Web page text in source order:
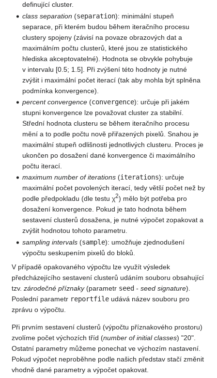
definující cluster.
class separation (separation): minimální stupeň
separace, při kterém budou během iteračního procesu
clustery spojeny (závisí na povaze obrazových dat a
maximálním počtu clusterů, které jsou ze statistického
hlediska akceptovatelné). Hodnota se obvykle pohybuje
v intervalu [0.5; 1.5]. Při zvýšení této hodnoty je nutné
zvýšit i maximální počet iterací (tak aby mohla být splněna
podmínka konvergence).
percent convergence (convergence): určuje při jakém
stupni konvergence lze považovat cluster za stabilní.
Střední hodnota clusteru se během iteračního procesu
mění a to podle počtu nově přiřazených pixelů. Snahou je
maximální stupeň odlišnosti jednotlivých clusteru. Proces je
ukončen po dosažení dané konvergence či maximálního
počtu iterací.
maximum number of iterations (iterations): určuje
maximální počet povolených iterací, tedy větší počet než by
podle předpokladu (dle testu χ2) mělo být potřeba pro
dosažení konvergence. Pokud je tato hodnota během
sestavení clusterů dosažena, je nutné výpočet zopakovat a
zvýšit hodnotou tohoto parametru.
sampling intervals (sample): umožňuje zjednodušení
výpočtu seskupením pixelů do bloků.
V případě opakovaného výpočtu lze využít výsledek
předcházejícího sestavení clusterů udáním souboru obsahující
tzv. zárodečné příznaky(parametr seed - seed signature).
Poslední parametr reportfile udává název souboru pro
zprávu o výpočtu.
Při prvním sestavení clusterů (výpočtu příznakového prostoru)
zvolíme počet výchozích tříd (number of initial classes) "20".
Ostatní parametry můžeme ponechat ve výchozím nastavení.
Pokud výpočet neproběhne podle našich představ stačí změnit
vhodně dané parametry a výpočet opakovat.